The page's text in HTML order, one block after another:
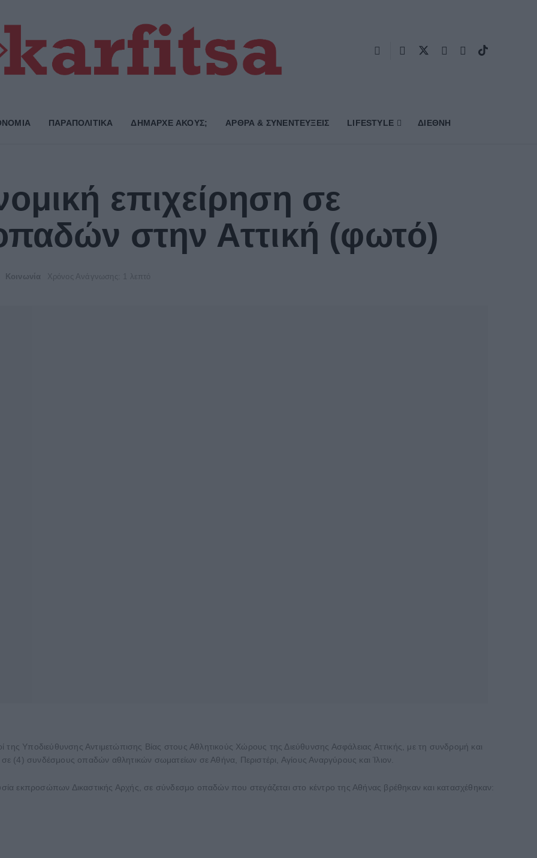
ΠΑΡΑΠΟΛΙΤΙΚΑ ΔΗΜΑΡΧE ΑΚΟΥΣ; ΑΡΘΡΑ & ΣΥΝΕΝΤΕΥΞΕΙΣ LIFESTYLE ΔΙΕΘΝΗ
επιχείρηση σε
στην Αττική (φωτό)
Κοινωνία Χρόνος Ανάγνωσης: 1 λεπτό
Υποδιεύθυνσης Αντιμετώπισης Βίας στους Αθλητικούς Χώρους της Διεύθυνσης Ασφάλειας Αττικής, με τη συνδρομή και
(4) συνδέσμους οπαδών αθλητικών σωματείων σε Αθήνα, Περιστέρι, Αγίους Αναργύρους και Ίλιον.
εκπροσώπων Δικαστικής Αρχής, σε σύνδεσμο οπαδών που στεγάζεται στο κέντρο της Αθήνας βρέθηκαν και κατασχέθηκαν: